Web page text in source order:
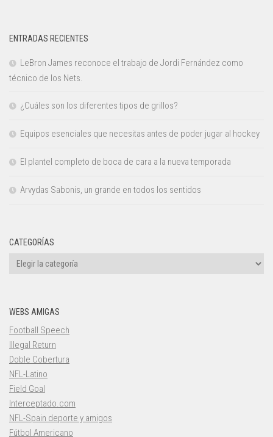
ENTRADAS RECIENTES
LeBron James reconoce el trabajo de Jordi Fernández como
técnico de los Nets.
¿Cuáles son los diferentes tipos de grillos?
Equipos esenciales que necesitas antes de poder jugar al hockey
El plantel completo de boca de cara a la nueva temporada
Arvydas Sabonis, un grande en todos los sentidos
CATEGORÍAS
Categorías
WEBS AMIGAS
Football Speech
Illegal Return
Doble Cobertura
NFL-Latino
Field Goal
Interceptado.com
NFL-Spain deporte y amigos
Fútbol Americano